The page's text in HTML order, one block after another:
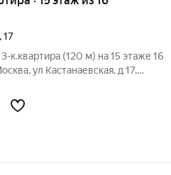
,17
к.квартира (120 м) на 15 этаже 16
ул Кастанаевская, д 17,
заезжай и живи. Преимущества